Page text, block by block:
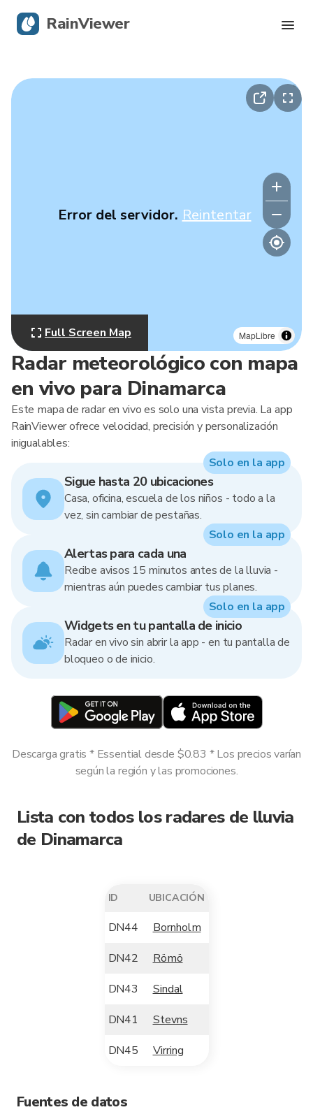
Radar meteorológico con mapa
en vivo para Dinamarca
Este mapa de radar en vivo es solo una vista previa. La app
RainViewer ofrece velocidad, precisión y personalización
inigualables:
Sigue hasta 20 ubicaciones
Casa, oficina, escuela de los niños - todo a la
vez, sin cambiar de pestañas.
Solo en la app
Alertas para cada una
Recibe avisos 15 minutos antes de la lluvia -
mientras aún puedes cambiar tus planes.
Solo en la app
Widgets en tu pantalla de inicio
Radar en vivo sin abrir la app - en tu pantalla de
bloqueo o de inicio.
Solo en la app
Descarga gratis * Essential desde $0.83 * Los precios varían
según la región y las promociones.
MapLibre
Error del servidor. Reintentar
Full Screen Map
Lista con todos los radares de lluvia
de Dinamarca
ID UBICACIÓN
DN44
Bornholm
DN42
Römö
DN43
Sindal
DN41
Stevns
DN45
Virring
Fuentes de datos
RainViewer